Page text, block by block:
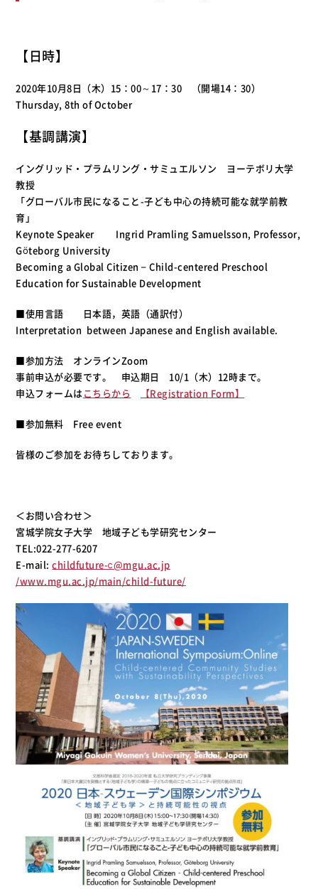
【日時】
2020年10月8日（木）15：00～17：30 （開場14：30）
Thursday, 8th of October
【基調講演】
イングリッド・プラムリング・サミュエルソン ヨーテボリ大学
教授
「グローバル市民になること-子ども中心の持続可能な就学前教
育」
Keynote Speaker Ingrid Pramling Samuelsson, Professor,
Göteborg University
Becoming a Global Citizen – Child-centered Preschool
Education for Sustainable Development
■使用言語
日本語，英語（通訳付）
Interpretation between Japanese and English available.
■参加方法 オンラインZoom
事前申込が必要です。 申込期日 10/1（木）12時まで。
申込フォームはこちらから 【Registration Form】
■参加無料 Free event
皆様のご参加をお待ちしております。
＜お問い合わせ＞
宮城学院女子大学 地域子ども学研究センター
TEL:022-277-6207
E-mail:childfuture-ⅽ@mgu.ac.jp
/www.mgu.ac.jp/main/child-future/